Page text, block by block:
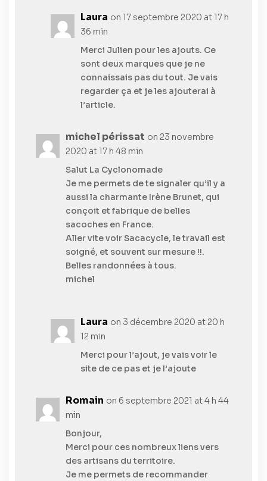
Laura on 17 septembre 2020 at 17 h
36 min
Merci Julien pour les ajouts. Ce
sont deux marques que je ne
connaissais pas du tout. Je vais
regarder ça et je les ajouterai à
l’article.
michel périssat on 23 novembre
2020 at 17 h 48 min
Salut La Cyclonomade
Je me permets de te signaler qu’il y a
aussi la charmante Irène Brunet, qui
conçoit et fabrique de belles
sacoches en France.
Aller vite voir Sacacycle, le travail est
soigné, et souvent sur mesure !!.
Belles randonnées à tous.
michel
Laura on 3 décembre 2020 at 20 h
12 min
Merci pour l’ajout, je vais voir le
site de ce pas et je l’ajoute
Romain on 6 septembre 2021 at 4 h 44
min
Bonjour,
Merci pour ces nombreux liens vers
des artisans du territoire.
Je me permets de recommander